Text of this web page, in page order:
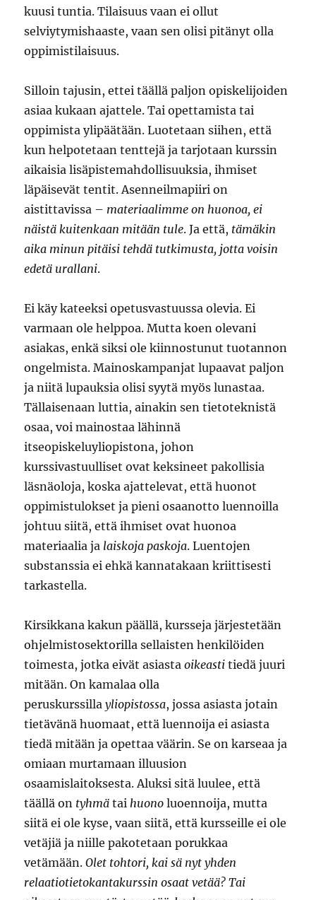
kuusi tuntia. Tilaisuus vaan ei ollut
selviytymishaaste, vaan sen olisi pitänyt olla
oppimistilaisuus.
Silloin tajusin, ettei täällä paljon opiskelijoiden
asiaa kukaan ajattele. Tai opettamista tai
oppimista ylipäätään. Luotetaan siihen, että
kun helpotetaan tenttejä ja tarjotaan kurssin
aikaisia lisäpistemahdollisuuksia, ihmiset
läpäisevät tentit. Asenneilmapiiri on
aistittavissa – materiaalimme on huonoa, ei
näistä kuitenkaan mitään tule. Ja että, tämäkin
aika minun pitäisi tehdä tutkimusta, jotta voisin
edetä urallani.
Ei käy kateeksi opetusvastuussa olevia. Ei
varmaan ole helppoa. Mutta koen olevani
asiakas, enkä siksi ole kiinnostunut tuotannon
ongelmista. Mainoskampanjat lupaavat paljon
ja niitä lupauksia olisi syytä myös lunastaa.
Tällaisenaan luttia, ainakin sen tietoteknistä
osaa, voi mainostaa lähinnä
itseopiskeluyliopistona, johon
kurssivastuulliset ovat keksineet pakollisia
läsnäoloja, koska ajattelevat, että huonot
oppimistulokset ja pieni osaanotto luennoilla
johtuu siitä, että ihmiset ovat huonoa
materiaalia ja laiskoja paskoja. Luentojen
substanssia ei ehkä kannatakaan kriittisesti
tarkastella.
Kirsikkana kakun päällä, kursseja järjestetään
ohjelmistosektorilla sellaisten henkilöiden
toimesta, jotka eivät asiastaoikeastitiedä juuri
mitään. On kamalaa olla
peruskurssillayliopistossa, jossa asiasta jotain
tietävänä huomaat, että luennoija ei asiasta
tiedä mitään ja opettaa väärin. Se on karseaa ja
omiaan murtamaan illuusion
osaamislaitoksesta. Aluksi sitä luulee, että
täällä on tyhmä taihuono luoennoija, mutta
siitä ei ole kyse, vaan siitä, että kursseille ei ole
vetäjiä ja niille pakotetaan porukkaa
vetämään.Olet tohtori, kai sä nyt yhden
relaatiotietokantakurssin osaat vetää? Tai